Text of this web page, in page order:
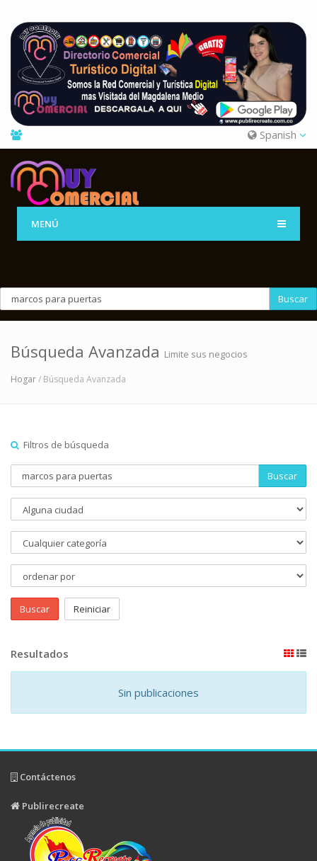
Spanish
MENÚ
Buscar
Búsqueda Avanzada Limite sus negocios
Hogar/ Búsqueda Avanzada
Filtros de búsqueda
Buscar
Buscar Reiniciar
Resultados
Sin publicaciones
Contáctenos
Publirecreate